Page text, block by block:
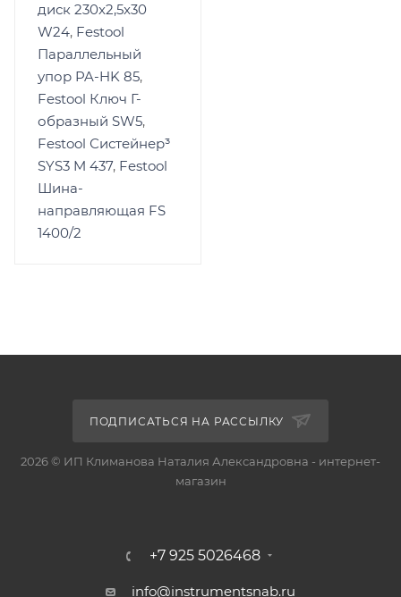
диск 230x2,5x30
W24, Festool
Параллельный
упор PA-HK 85,
Festool Ключ Г-
образный SW5,
Festool Систейнер³
SYS3 M 437, Festool
Шина-
направляющая FS
1400/2
ПОДПИСАТЬСЯ НА РАССЫЛКУ
2026 © ИП Климанова Наталия Александровна - интернет-
магазин
+7 925 5026468
info@instrumentsnab.ru